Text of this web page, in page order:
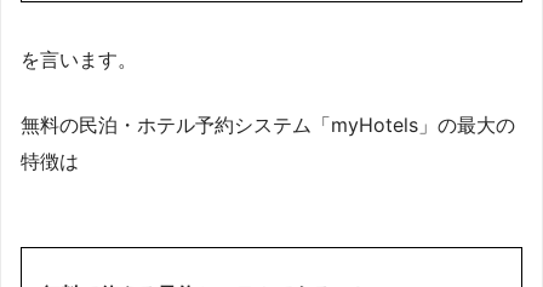
を言います。
無料の民泊・ホテル予約システム「myHotels」の最大の
特徴は